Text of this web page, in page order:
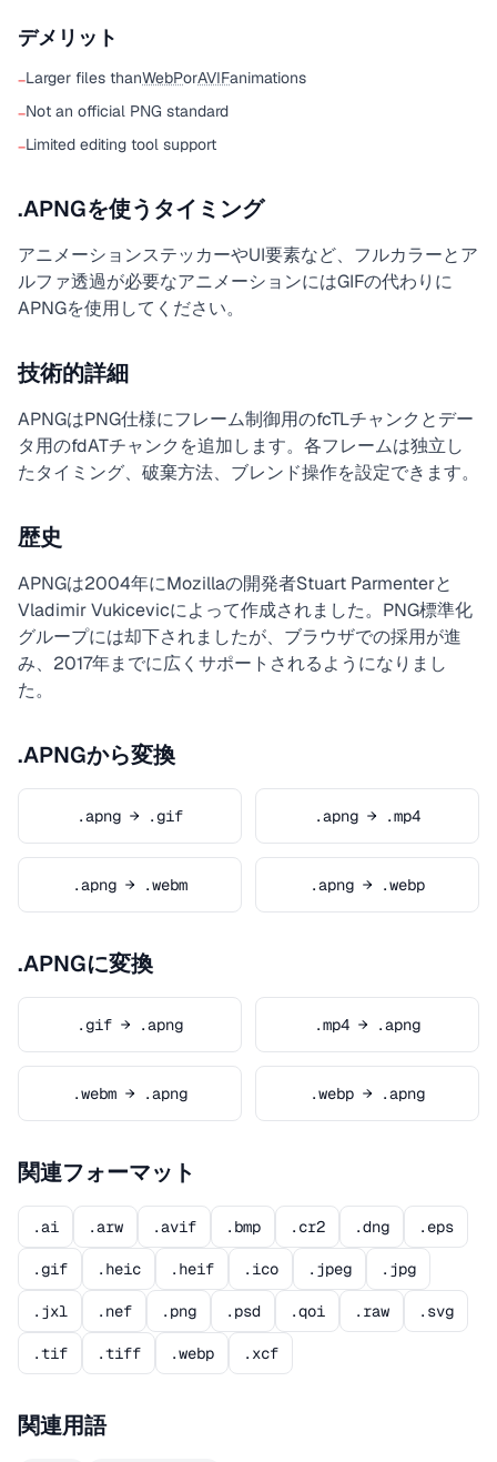
デメリット
−Larger files thanWebPorAVIFanimations
−Not an official PNG standard
−Limited editing tool support
.APNGを使うタイミング
アニメーションステッカーやUI要素など、フルカラーとア
ルファ透過が必要なアニメーションにはGIFの代わりに
APNGを使用してください。
技術的詳細
APNGはPNG仕様にフレーム制御用のfcTLチャンクとデー
タ用のfdATチャンクを追加します。各フレームは独立し
たタイミング、破棄方法、ブレンド操作を設定できます。
歴史
APNGは2004年にMozillaの開発者Stuart Parmenterと
Vladimir Vukicevicによって作成されました。PNG標準化
グループには却下されましたが、ブラウザでの採用が進
み、2017年までに広くサポートされるようになりまし
た。
.APNGから変換
.apng → .gif .apng → .mp4
.apng → .webm .apng → .webp
.APNGに変換
.gif → .apng .mp4 → .apng
.webm → .apng .webp → .apng
関連フォーマット
.ai .arw .avif .bmp .cr2 .dng .eps
.gif .heic .heif .ico .jpeg .jpg
.jxl .nef .png .psd .qoi .raw .svg
.tif .tiff .webp .xcf
関連用語